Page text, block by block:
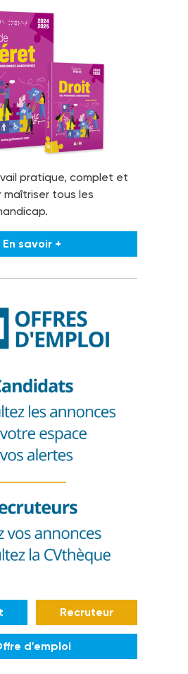
pratique, complet et
tous les
En savoir +
Recruteur
d'emploi